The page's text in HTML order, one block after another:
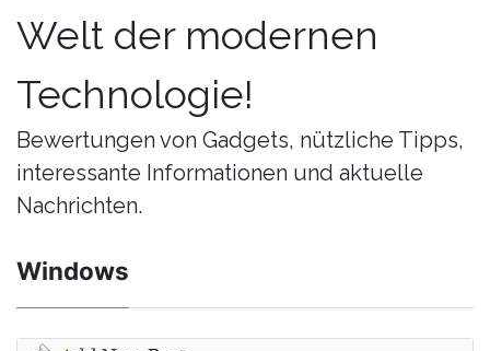
Welt der modernen
Technologie!
Bewertungen von Gadgets, nützliche Tipps,
interessante Informationen und aktuelle
Nachrichten.
Windows